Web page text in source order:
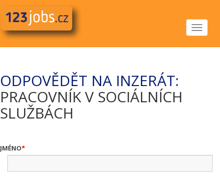
Toggle
ODPOVĚDĚT NA INZERÁT:
PRACOVNÍK V SOCIÁLNÍCH
SLUŽBÁCH
JMÉNO